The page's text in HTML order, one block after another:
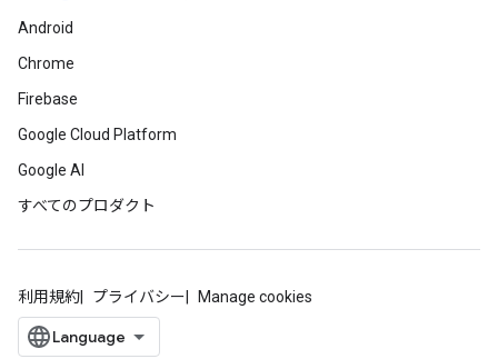
Android
Chrome
Firebase
Google Cloud Platform
Google AI
すべてのプロダクト
利用規約 プライバシー Manage cookies